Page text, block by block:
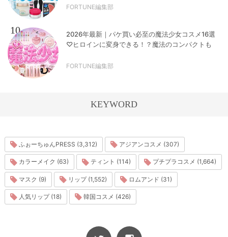
FORTUNE編集部
10
2026年最新｜パケ買い必至の魔法少女コスメ16選
♡ヒロインに変身できる！？魔法のコンパクトも
FORTUNE編集部
KEYWORD
ふぉーちゅんPRESS (3,312) アジアンコスメ (307)
カラーメイク (63) ティント (114) プチプラコスメ (1,664)
マスク (9) リップ (1,552) ロムアンド (31)
人気リップ (18) 韓国コスメ (426)